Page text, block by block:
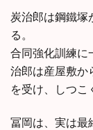
炭治郎は鋼鐵塚
る。
合同強化訓練に
治郎は産屋敷か
を受け、しつこ
冨岡は、実は最